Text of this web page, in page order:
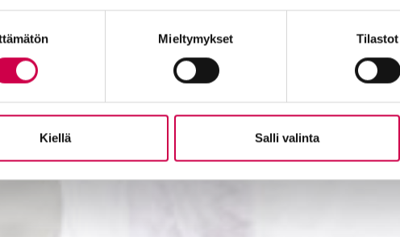
Mieltymykset Tilastot
Kiellä Salli valinta